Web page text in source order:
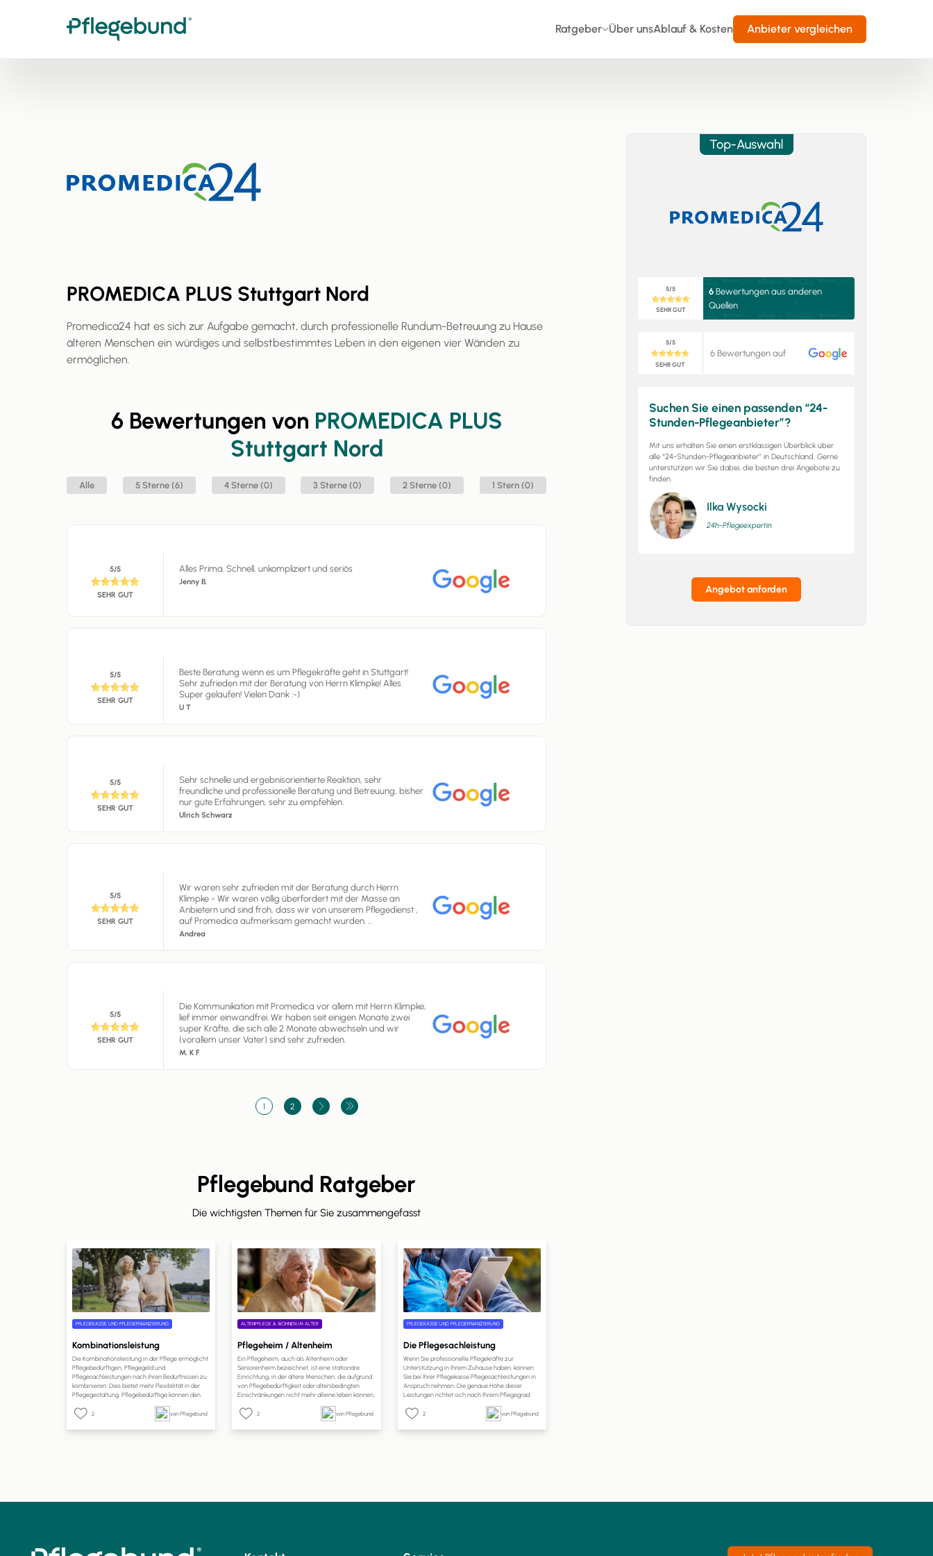
Ratgeber Über unsAblauf & Kosten Anbieter vergleichen
PROMEDICA PLUS Stuttgart Nord
Promedica24 hat es sich zur Aufgabe gemacht, durch professionelle Rundum-Betreuung zu Hause
älteren Menschen ein würdiges und selbstbestimmtes Leben in den eigenen vier Wänden zu
ermöglichen.
6 Bewertungen von PROMEDICA PLUS
Stuttgart Nord
Alle 5 Sterne (6) 4 Sterne (0) 3 Sterne (0) 2 Sterne (0) 1 Stern (0)
5/5
SEHR GUT
Alles Prima. Schnell, unkompliziert und seriös
Jenny B.
5/5
SEHR GUT
Beste Beratung wenn es um Pflegekräfte geht in Stuttgart!
Sehr zufrieden mit der Beratung von Herrn Klimpke! Alles
Super gelaufen! Vielen Dank :-)
U T
5/5
SEHR GUT
Sehr schnelle und ergebnisorientierte Reaktion, sehr
freundliche und professionelle Beratung und Betreuung, bisher
nur gute Erfahrungen, sehr zu empfehlen.
Ulrich Schwarz
5/5
SEHR GUT
Wir waren sehr zufrieden mit der Beratung durch Herrn
Klimpke - Wir waren völlig überfordert mit der Masse an
Anbietern und sind froh, dass wir von unserem Pflegedienst ,
auf Promedica aufmerksam gemacht wurden. …
Andrea
5/5
SEHR GUT
Die Kommunikation mit Promedica vor allem mit Herrn Klimpke,
lief immer einwandfrei. Wir haben seit einigen Monate zwei
super Kräfte, die sich alle 2 Monate abwechseln und wir
(vorallem unser Vater) sind sehr zufrieden.
M. K F
1 2
Pflegebund Ratgeber
Die wichtigsten Themen für Sie zusammengefasst
PFLEGEKASSE UND PFLEGEFINANZIERUNG
Kombinationsleistung
Die Kombinationsleistung in der Pflege ermöglicht
Pflegebedürftigen, Pflegegeld und
Pflegesachleistungen nach ihren Bedürfnissen zu
kombinieren. Dies bietet mehr Flexibilität in der
Pflegegestaltung. Pflegebedürftige können den
bei der Pflegekasse ist erforderlich, und die
Kostenabrechnung erfolgt direkt mit den
Pflegeleistungserbringern. Dies ermöglicht eine
2 von Pflegebund
ALTENPFLEGE & WOHNEN IM ALTER
Pflegeheim / Altenheim
Ein Pflegeheim, auch als Altenheim oder
Seniorenheim bezeichnet, ist eine stationäre
Einrichtung, in der ältere Menschen, die aufgrund
von Pflegebedürftigkeit oder altersbedingten
Einschränkungen nicht mehr alleine leben können,
erhalten. Pflegeheime sind spezialisierte
Einrichtungen, die rund um die Uhr professionelle
Pflege und Unterstützung bieten.
2 von Pflegebund
PFLEGEKASSE UND PFLEGEFINANZIERUNG
Die Pflegesachleistung
Wenn Sie professionelle Pflegekräfte zur
Unterstützung in Ihrem Zuhause haben, können
Sie bei Ihrer Pflegekasse Pflegesachleistungen in
Anspruch nehmen. Die genaue Höhe dieser
Leistungen richtet sich nach Ihrem Pflegegrad.
mit Pflegesachleistungen finanzieren können, wie
hoch Ihr Anspruch ist und wie Sie die
Pflegesachleistungen beantragen können.
2 von Pflegebund
5/5
SEHR GUT
6 Bewertungen aus anderen
Quellen
5/5
SEHR GUT
6 Bewertungen auf
Suchen Sie einen passenden “24-
Stunden-Pflegeanbieter”?
Mit uns erhalten Sie einen erstklassigen Überblick über
alle “24-Stunden-Pflegeanbieter” in Deutschland. Gerne
unterstützen wir Sie dabei, die besten drei Angebote zu
finden.
Ilka Wysocki
24h-Pflegeexpertin
Angebot anforden